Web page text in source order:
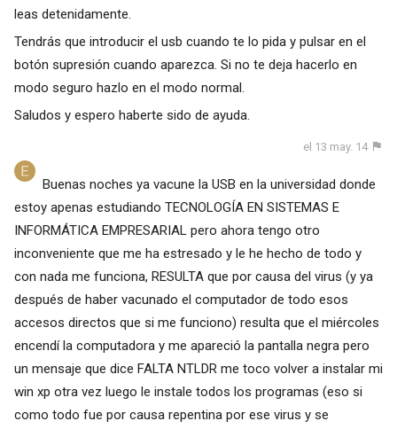
leas detenidamente.
Tendrás que introducir el usb cuando te lo pida y pulsar en el
botón supresión cuando aparezca. Si no te deja hacerlo en
modo seguro hazlo en el modo normal.
Saludos y espero haberte sido de ayuda.
el 13 may. 14
Buenas noches ya vacune la USB en la universidad donde
estoy apenas estudiando TECNOLOGÍA EN SISTEMAS E
INFORMÁTICA EMPRESARIAL pero ahora tengo otro
inconveniente que me ha estresado y le he hecho de todo y
con nada me funciona, RESULTA que por causa del virus (y ya
después de haber vacunado el computador de todo esos
accesos directos que si me funciono) resulta que el miércoles
encendí la computadora y me apareció la pantalla negra pero
un mensaje que dice FALTA NTLDR me toco volver a instalar mi
win xp otra vez luego le instale todos los programas (eso si
como todo fue por causa repentina por ese virus y se